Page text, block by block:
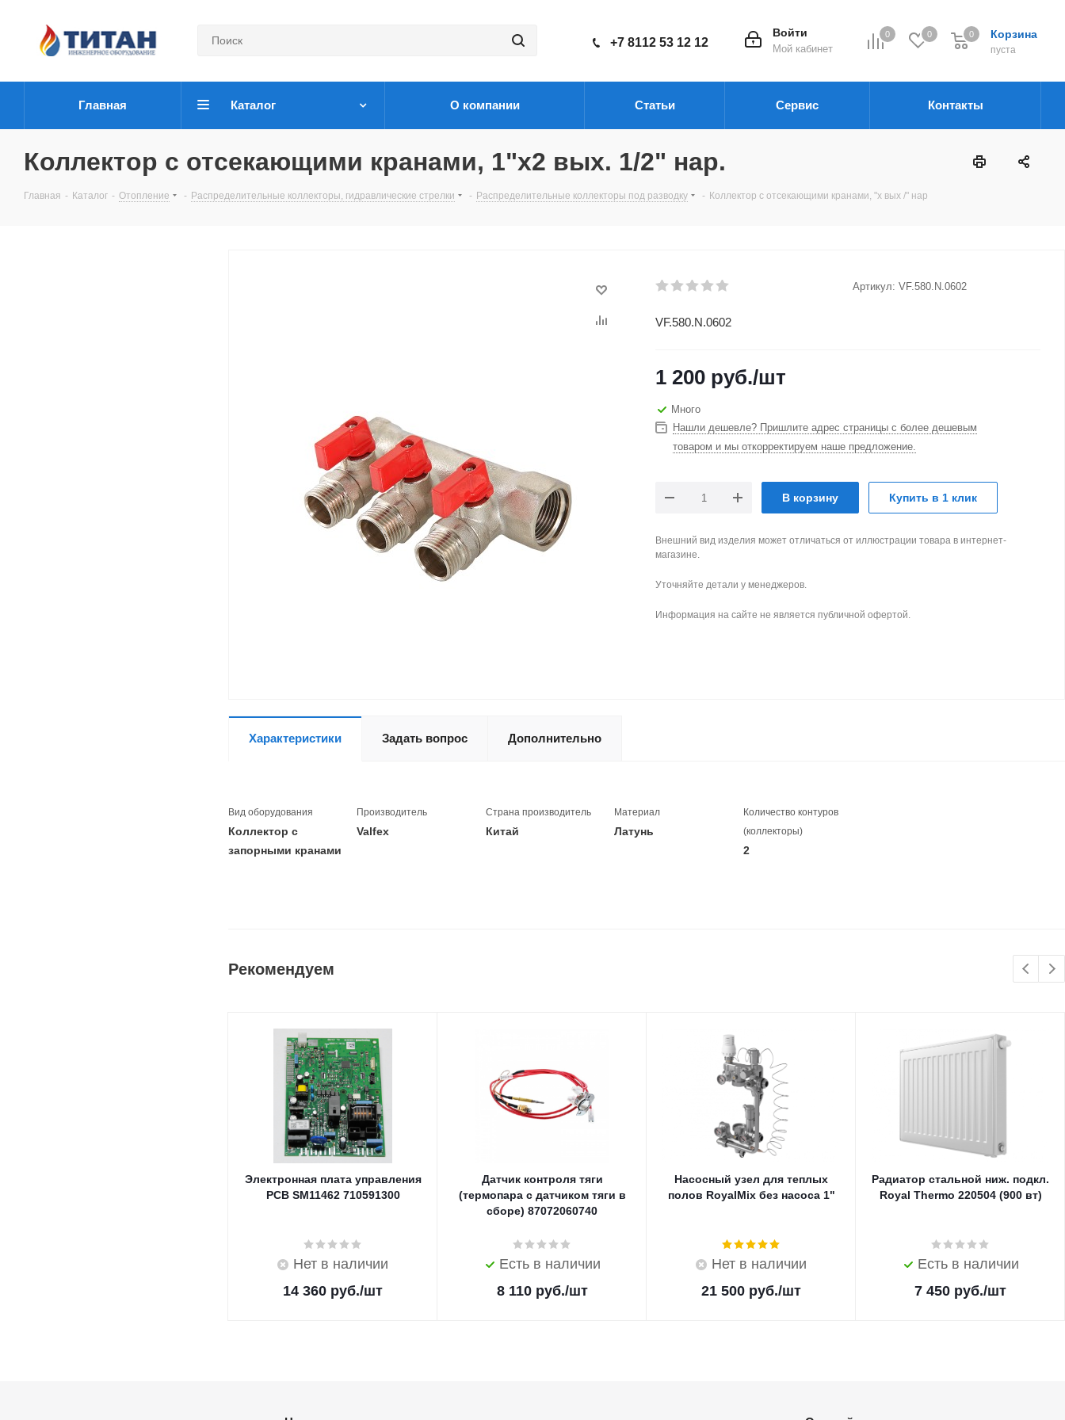
0 0 Корзина
пуста
0
Войти
Мой кабинет
+7 8112 53 12 12
Главная Каталог О компании Статьи Сервис Контакты
Коллектор с отсекающими кранами, 1"х2 вых. 1/2" нар.
Главная - Каталог - Отопление - Распределительные коллекторы, гидравлические стрелки - Распределительные коллекторы под разводку - Коллектор с отсекающими кранами, "х вых /" нар
Артикул: VF.580.N.0602
VF.580.N.0602
1 200 руб./шт
Много
Нашли дешевле? Пришлите адрес страницы с более дешевым
товаром и мы откорректируем наше предложение.
В корзину Купить в 1 клик
Внешний вид изделия может отличаться от иллюстрации товара в интернет-
магазине.
Уточняйте детали у менеджеров.
Информация на сайте не является публичной офертой.
Характеристики Задать вопрос Дополнительно
Вид оборудования
Коллектор с
запорными кранами
Производитель
Valfex
Страна производитель
Китай
Материал
Латунь
Количество контуров
(коллекторы)
2
Рекомендуем
Электронная плата управления
PCB SM11462 710591300
Нет в наличии
14 360 руб./шт
Датчик контроля тяги
(термопара с датчиком тяги в
сборе) 87072060740
Есть в наличии
8 110руб./шт
Насосный узел для теплых
полов RoyalMix без насоса 1"
Нет в наличии
21 500 руб./шт
Радиатор стальной ниж. подкл.
Royal Thermo 220504 (900 вт)
Есть в наличии
7 450 руб./шт